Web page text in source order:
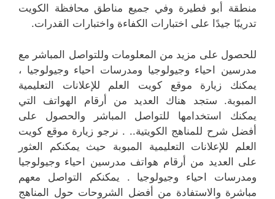
منطقة أبو فطيرة وفي جميع مناطق محافظة الكويت
تدريبًا جيدًا على اختبارات الكفاءة واختبارات القدرات.
للحصول على مزيد من المعلومات وللتواصل المباشر مع
مدرسين احياء وجيولوجيا ومدرسات احياء وجيولوجيا ،
يمكنك زيارة موقع كويت العلم للإعلانات التعليمية
المبوبة. ستجد هناك العديد من أرقام الهواتف التي
يمكنك استخدامها للتواصل المباشر والحصول على
أفضل شرح للمناهج الكويتية.. . نرجو زيارة موقع كويت
العلم للإعلانات التعليمية المبوبة حيث يمكنكم العثور
على العديد من أرقام هواتف مدرسين احياء وجيولوجيا
ومدرسات احياء وجيولوجيا . يمكنكم التواصل معهم
مباشرة والاستفادة من أفضل الشروحات حول المناهج